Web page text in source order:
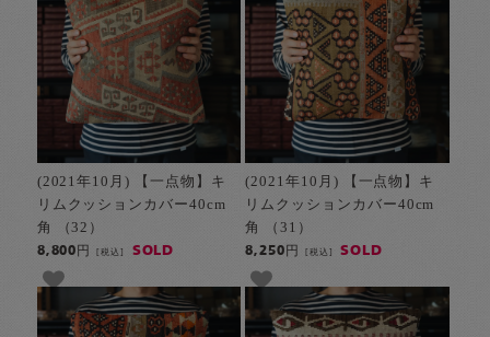
(2021年10月) 【一点物】キ
リムクッションカバー40cm
角 （32）
8,800円[税込] SOLD
(2021年10月) 【一点物】キ
リムクッションカバー40cm
角 （31）
8,250円 [税込] SOLD